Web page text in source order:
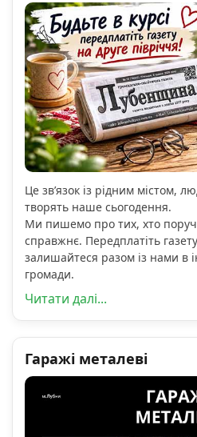
Це зв’язок із рідним містом,
творять наше сьогодення.
Ми пишемо про тих, хто
справжнє. Передплатіть
залишайтеся разом із нами в
громади.
Читати далі...
Гаражі металеві